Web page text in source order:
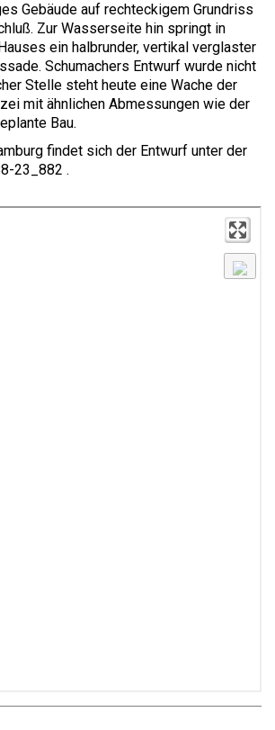
Gebäude auf rechteckigem Grundriss
Zur Wasserseite hin springt in
ein halbrunder, vertikal verglaster
Schumachers Entwurf wurde nicht
Stelle steht heute eine Wache der
mit ähnlichen Abmessungen wie der
Bau.
findet sich der Entwurf unter der
23 _882 .